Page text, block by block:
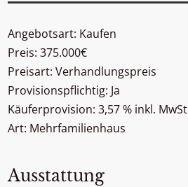
Angebotsart: Kaufen
Preis: 375.000€
Preisart: Verhandlungspreis
Provisionspflichtig: Ja
Käuferprovision: 3,57 % inkl. MwSt
Art: Mehrfamilienhaus
Ausstattung